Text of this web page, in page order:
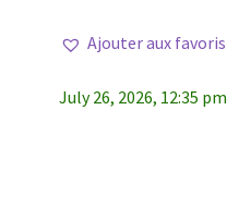
Ajouter aux favoris
July 26, 2026, 12:35 pm